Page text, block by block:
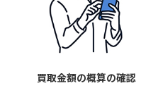
買取金額の概算の確認